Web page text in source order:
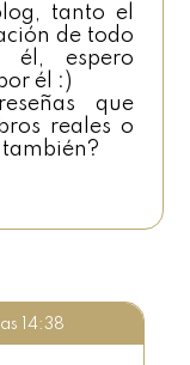
tanto el
de todo
él, espero
él :)
que
reales o
14:38